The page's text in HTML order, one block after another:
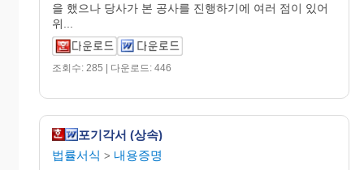
을 했으나 당사가 본 공사를 진행하기에 여러 점이 있어
위...
조회수: 285 | 다운로드: 446
포기각서 (상속)
법률서식 > 내용증명